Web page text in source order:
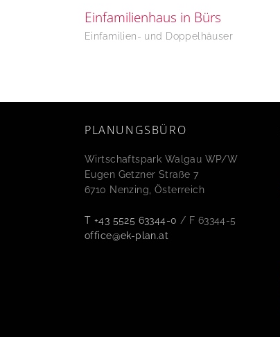
Einfamilienhaus in Bürs
Einfamilien- und Doppelhäuser
PLANUNGSBÜRO
Wirtschaftspark Walgau WP/W
Eugen Getzner Straße 7
6710 Nenzing, Österreich
T +43 5525 63344-0 / F 63344-5
office@ek-plan.at